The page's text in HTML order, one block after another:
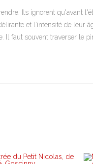
Ils ignorent qu'avant
et l'intensité de leur
Il faut souvent traverser le